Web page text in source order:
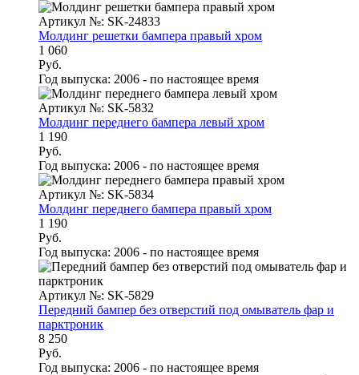
Артикул №: SK-24833
Молдинг решетки бампера правый хром
1 060
Руб.
Год выпуска: 2006 - по настоящее время
Артикул №: SK-5832
Молдинг переднего бампера левый хром
1 190
Руб.
Год выпуска: 2006 - по настоящее время
Артикул №: SK-5834
Молдинг переднего бампера правый хром
1 190
Руб.
Год выпуска: 2006 - по настоящее время
Артикул №: SK-5829
Передний бампер без отверстий под омыватель фар и
парктроник
8 250
Руб.
Год выпуска: 2006 - по настоящее время